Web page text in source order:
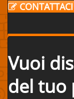
Vuoi
del tuo